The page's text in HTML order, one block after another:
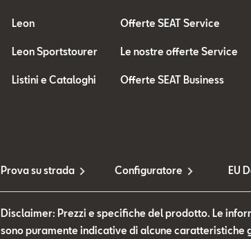
Leon
Leon Sportstourer
Listini e Cataloghi
Offerte SEAT Service
Le nostre offerte Service
Offerte SEAT Business
Prova su strada Configuratore EU
Disclaimer: Prezzi e specifiche del prodotto. Le
sono puramente indicative di alcune caratteristiche